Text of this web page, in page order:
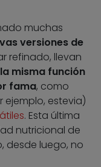
muchas
versiones de
refinado, llevan
misma función
fama, como
estevia)
. Esta última
nutricional de
desde luego, no